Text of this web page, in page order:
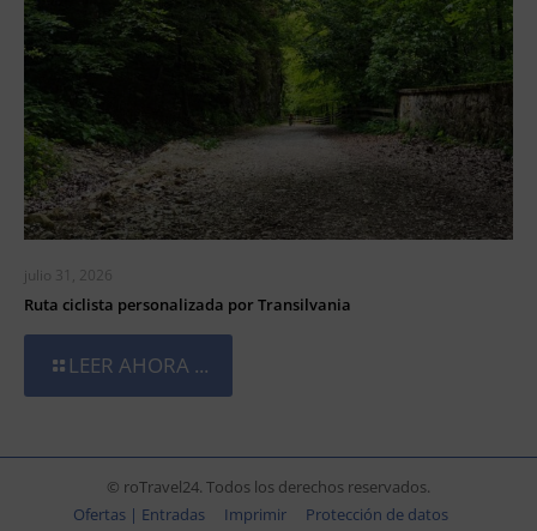
julio 31, 2026
Ruta ciclista personalizada por Transilvania
LEER AHORA ...
© roTravel24. Todos los derechos reservados.
Ofertas | Entradas
Imprimir Protección de datos